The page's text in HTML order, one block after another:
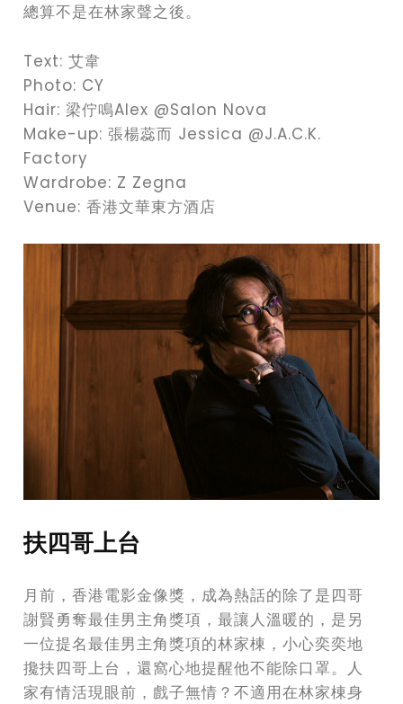
總算不是在林家聲之後。
Text: 艾韋
Photo: CY
Hair: 梁佇鳴Alex @Salon Nova
Make-up: 張楊蕊而 Jessica @J.A.C.K.
Factory
Wardrobe: Z Zegna
Venue: 香港文華東方酒店
扶四哥上台
月前，香港電影金像獎，成為熱話的除了是四哥
謝賢勇奪最佳男主角獎項，最讓人溫暖的，是另
一位提名最佳男主角獎項的林家棟，小心奕奕地
攙扶四哥上台，還窩心地提醒他不能除口罩。人
家有情活現眼前，戲子無情？不適用在林家棟身